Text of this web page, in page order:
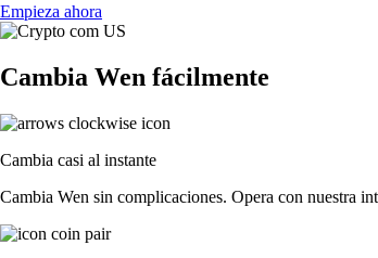
Empieza ahora
Cambia Wen fácilmente
Cambia casi al instante
Cambia Wen sin complicaciones. Opera con nuestra